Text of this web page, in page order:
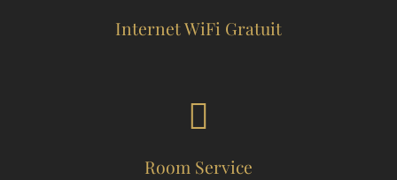
Internet WiFi Gratuit
Room Service